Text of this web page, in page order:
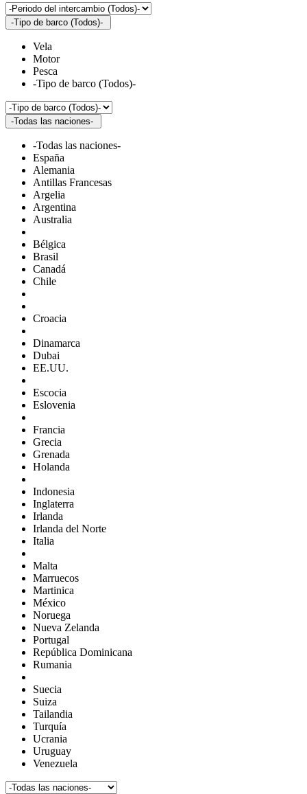
-Tipo de barco (Todos)-
Vela
Motor
Pesca
-Tipo de barco (Todos)-
-Todas las naciones-
-Todas las naciones-
España
Alemania
Antillas Francesas
Argelia
Argentina
Australia
Bélgica
Brasil
Canadá
Chile
Croacia
Dinamarca
Dubai
EE.UU.
Escocia
Eslovenia
Francia
Grecia
Grenada
Holanda
Indonesia
Inglaterra
Irlanda
Irlanda del Norte
Italia
Malta
Marruecos
Martinica
México
Noruega
Nueva Zelanda
Portugal
República Dominicana
Rumania
Suecia
Suiza
Tailandia
Turquía
Ucrania
Uruguay
Venezuela